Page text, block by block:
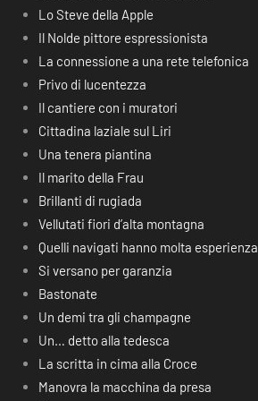
Lo Steve della Apple
Il Nolde pittore espressionista
La connessione a una rete telefonica
Privo di lucentezza
Il cantiere con i muratori
Cittadina laziale sul Liri
Una tenera piantina
Il marito della Frau
Brillanti di rugiada
Vellutati fiori d’alta montagna
Quelli navigati hanno molta esperienza
Si versano per garanzia
Bastonate
Un demi tra gli champagne
Un… detto alla tedesca
La scritta in cima alla Croce
Manovra la macchina da presa